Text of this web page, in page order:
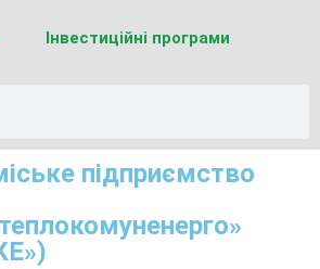
Інвестиційні програми
підприємство